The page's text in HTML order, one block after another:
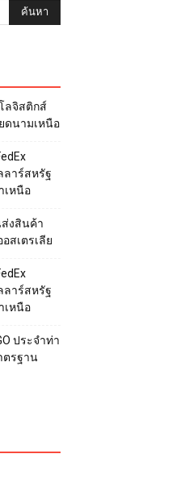
ลจิสติกส์
ดนามเหนือ
ลาร์สหรัฐ
เหนือ
ส่งสินค้า
สเตรเลีย
ลาร์สหรัฐ
เหนือ
ประจำท่า
ตรฐาน